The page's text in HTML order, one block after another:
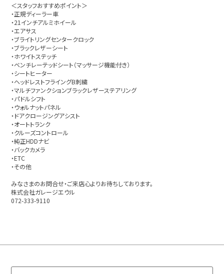
＜スタッフおすすめポイント＞
・正規ディーラー車
・21インチアルミホイール
・エアサス
・ブライトリングセンタークロック
・ブラックレザーシート
・ホワイトステッチ
・ベンチレーテッドシート（マッサージ機能付き）
・シートヒーター
・ヘッドレストフライングB刺繍
・マルチファンクションブラックレザーステアリング
・パドルシフト
・ウォルナットパネル
・ドアクロージングアシスト
・オートトランク
・クルーズコントロール
・純正HDDナビ
・バックカメラ
・ETC
・その他
みなさまのお問合せ・ご来店心よりお待ちしております。
株式会社ガレージエウル
072-333-9110